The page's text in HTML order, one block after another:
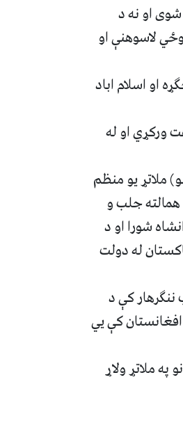
او نه د
لاسوهنې او
او اسلام اباد
ورکړي او له
ملاتړ یو منظم
همالته جلب و
شورا او د
له دولت
کې د
کې يي
ملاتړ ولاړ